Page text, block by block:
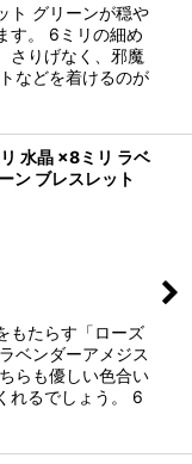
ト グリーンが穏や
す。 6ミリの細め
さりげなく、邪魔
などを着けるのが
水晶 ×8ミリ ラベ
ン ブレスレット
もたらす「ローズ
ベンダーアメジス
らも優しい色合い
れるでしょう。 6